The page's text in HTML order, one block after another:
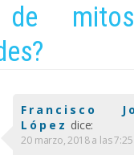
de
Francisco
López dice:
20 marzo, 2018 a las